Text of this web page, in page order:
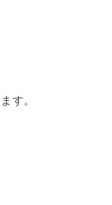
す。